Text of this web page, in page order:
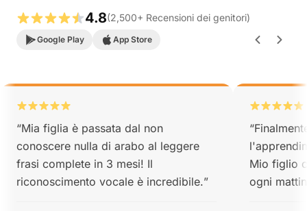
4.8(2,500+ Recensioni dei genitori)
Google Play App Store
“Mia figlia è passata dal non
conoscere nulla di arabo al leggere
frasi complete in 3 mesi! Il
riconoscimento vocale è incredibile.”
“
Mio figlio
ogni